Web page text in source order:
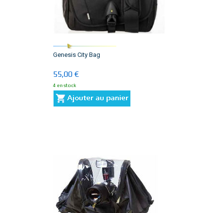
Genesis City Bag
55,00 €
4 en stock